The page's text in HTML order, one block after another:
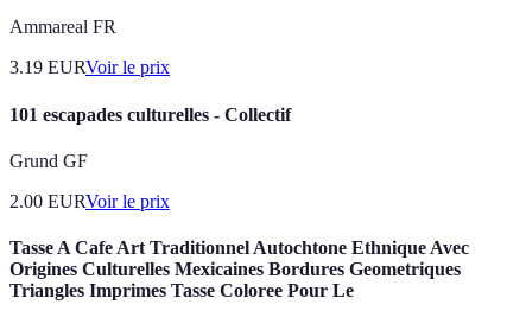
Ammareal FR
3.19 EURVoir le prix
101 escapades culturelles - Collectif
Grund GF
2.00 EURVoir le prix
Tasse A Cafe Art Traditionnel Autochtone Ethnique Avec
Origines Culturelles Mexicaines Bordures Geometriques
Triangles Imprimes Tasse Coloree Pour Le